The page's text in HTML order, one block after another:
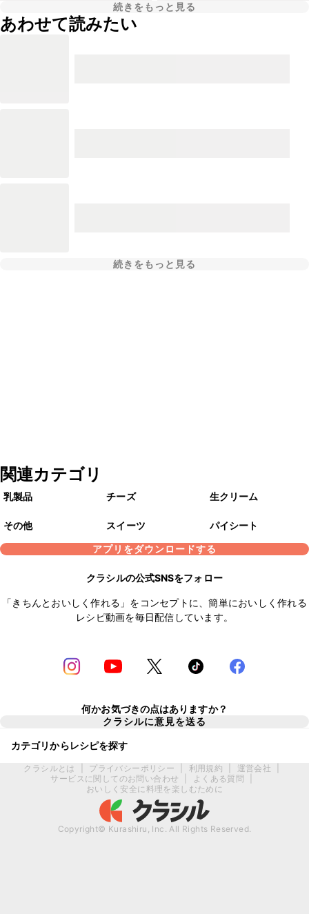
続きをもっと見る
あわせて読みたい
続きをもっと見る
関連カテゴリ
乳製品 チーズ 生クリーム
その他 スイーツ
パイシート
アプリをダウンロードする
クラシルの公式SNSをフォロー
「きちんとおいしく作れる」をコンセプトに、簡単においしく作れる
レシピ動画を毎日配信しています。
何かお気づきの点はありますか？
クラシルに意見を送る
カテゴリからレシピを探す
クラシルとは プライバシーポリシー 利用規約 運営会社
サービスに関してのお問い合わせ
よくある質問
おいしく安全に料理を楽しむために
Copyright© Kurashiru, Inc. All Rights Reserved.